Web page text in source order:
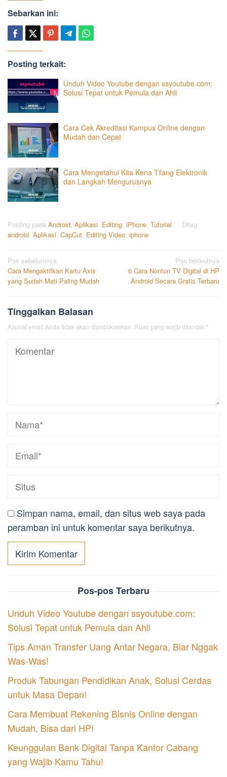
Sebarkan ini:
Posting terkait:
Unduh Video Youtube dengan ssyoutube.com:
Solusi Tepat untuk Pemula dan Ahli
Cara Cek Akreditasi Kampus Online dengan
Mudah dan Cepat
Cara Mengetahui Kita Kena Tilang Elektronik
dan Langkah Mengurusnya
Posting pada Android, Aplikasi, Editing, iPhone, Tutorial
Ditag
android, Aplikasi, CapCut, Editing Video, iphone
Navigasi
pos
Pos sebelumnya
Cara Mengaktifkan Kartu Axis
yang Sudah Mati Paling Mudah
Pos berikutnya
6 Cara Nonton TV Digital di HP
Android Secara Gratis Terbaru
Tinggalkan Balasan
Alamat email Anda tidak akan dipublikasikan. Ruas yang wajib ditandai *
Simpan nama, email, dan situs web saya pada
peramban ini untuk komentar saya berikutnya.
Pos-pos Terbaru
Unduh Video Youtube dengan ssyoutube.com:
Solusi Tepat untuk Pemula dan Ahli
Tips Aman Transfer Uang Antar Negara, Biar Nggak
Was-Was!
Produk Tabungan Pendidikan Anak, Solusi Cerdas
untuk Masa Depan!
Cara Membuat Rekening Bisnis Online dengan
Mudah, Bisa dari HP!
Keunggulan Bank Digital Tanpa Kantor Cabang
yang Wajib Kamu Tahu!